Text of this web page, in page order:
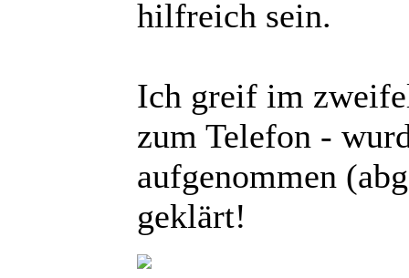
hilfreich sein.
Ich greif im
zum Telefon -
aufgenommen
geklärt!